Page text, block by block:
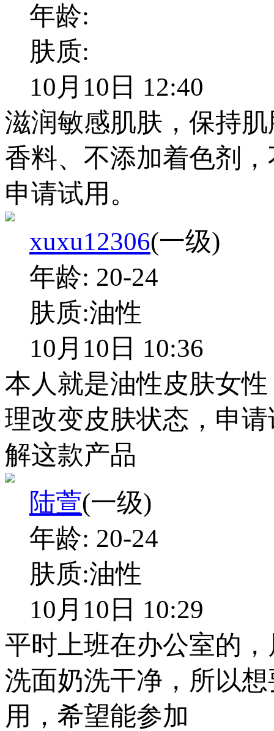
年龄:
肤质:
10月10日 12:40
滋润敏感肌肤，保持
香料、不添加着色剂
申请试用。
xuxu12306(一级)
年龄: 20-24
肤质:油性
10月10日 10:36
本人就是油性皮肤女
理改变皮肤状态，申
解这款产品
陆萱(一级)
年龄: 20-24
肤质:油性
10月10日 10:29
平时上班在办公室的
洗面奶洗干净，所以
用，希望能参加